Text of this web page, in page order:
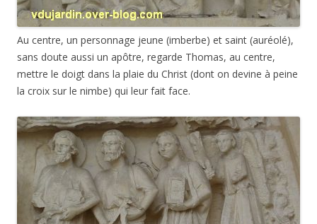
Au centre, un personnage jeune (imberbe) et saint (auréolé),
sans doute aussi un apôtre, regarde Thomas, au centre,
mettre le doigt dans la plaie du Christ (dont on devine à peine
la croix sur le nimbe) qui leur fait face.